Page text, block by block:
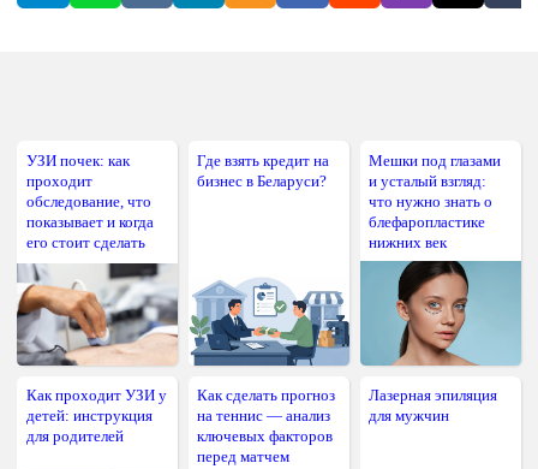
УЗИ почек: как
проходит
обследование, что
показывает и когда
его стоит сделать
Где взять кредит на
бизнес в Беларуси?
Мешки под глазами
и усталый взгляд:
что нужно знать о
блефаропластике
нижних век
Как проходит УЗИ у
детей: инструкция
для родителей
Как сделать прогноз
на теннис — анализ
ключевых факторов
перед матчем
Лазерная эпиляция
для мужчин